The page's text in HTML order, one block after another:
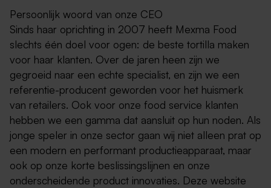
Persoonlijk woord van onze CEO
Sinds haar oprichting in 2007 heeft Mexma Food
slechts één doel voor ogen: de beste tortilla maken
voor haar klanten. Over de jaren heen zijn we
gegroeid naar een echte specialist, en zijn we een
referentie-producent geworden voor het huismerk
van retailers. Ook voor onze food service klanten
hebben we een gamma dat aansluit op hun noden. Als
jonge speler in onze sector gaan wij niet alleen prat op
een modern en performant productieapparaat, maar
ook op onze korte beslissingslijnen en onze
onderscheidende product innovaties. Deze website